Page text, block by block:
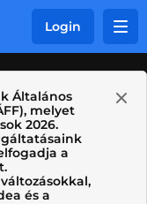
Login
Általános
melyet
2026.
a
és a